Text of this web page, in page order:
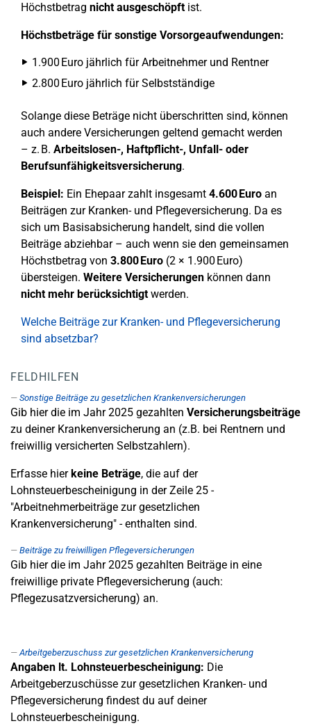
Höchstbetrag nicht ausgeschöpftist.
Höchstbeträge für sonstige Vorsorgeaufwendungen:
1.900 Euro jährlich für Arbeitnehmer und Rentner
2.800 Euro jährlich für Selbstständige
Solange diese Beträge nicht überschritten sind, können
auch andere Versicherungen geltend gemacht werden
– z. B. Arbeitslosen-, Haftpflicht-, Unfall- oder
Berufsunfähigkeitsversicherung.
Beispiel: Ein Ehepaar zahlt insgesamt 4.600 Euro an
Beiträgen zur Kranken- und Pflegeversicherung. Da es
sich um Basisabsicherung handelt, sind die vollen
Beiträge abziehbar – auch wenn sie den gemeinsamen
Höchstbetrag von 3.800 Euro (2 × 1.900 Euro)
übersteigen. Weitere Versicherungen können dann
nicht mehr berücksichtigtwerden.
Welche Beiträge zur Kranken- und Pflegeversicherung
sind absetzbar?
FELDHILFEN
Sonstige Beiträge zu gesetzlichen Krankenversicherungen
Gib hier die im Jahr 2025 gezahlten Versicherungsbeiträge
zu deiner Krankenversicherung an (z.B. bei Rentnern und
freiwillig versicherten Selbstzahlern).
Erfasse hierkeine Beträge, die auf der
Lohnsteuerbescheinigung in der Zeile 25 -
"Arbeitnehmerbeiträge zur gesetzlichen
Krankenversicherung" - enthalten sind.
Beiträge zu freiwilligen Pflegeversicherungen
Gib hier die im Jahr 2025 gezahlten Beiträge in eine
freiwillige private Pflegeversicherung (auch:
Pflegezusatzversicherung) an.
Arbeitgeberzuschuss zur gesetzlichen Krankenversicherung
Angaben lt. Lohnsteuerbescheinigung: Die
Arbeitgeberzuschüsse zur gesetzlichen Kranken- und
Pflegeversicherung findest du auf deiner
Lohnsteuerbescheinigung.